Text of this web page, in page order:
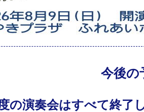
今後の
の演奏会はすべて終了